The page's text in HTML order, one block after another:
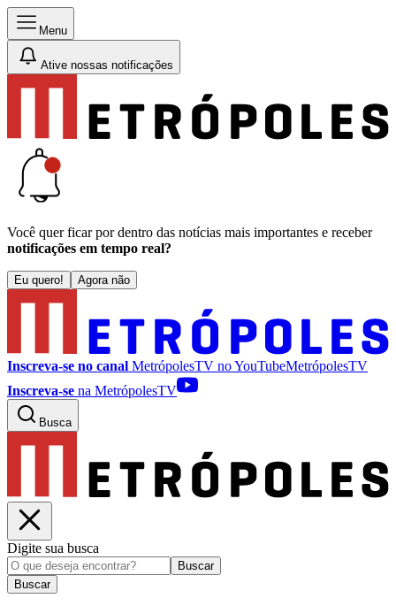
Menu
Ative nossas notificações
Você quer ficar por dentro das notícias mais importantes e receber
notificações em tempo real?
Eu quero! Agora não
Inscreva-se no canal MetrópolesTV noYouTubeMetrópolesTV
Inscreva-se na MetrópolesTV
Busca
Digite sua busca
Buscar
Buscar